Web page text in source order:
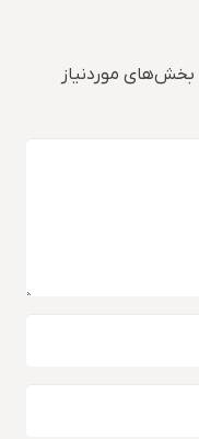
بخش‌های موردنیاز